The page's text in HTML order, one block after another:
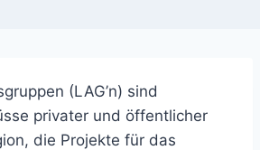
(LAG’n) sind
privater und öffentlicher
die Projekte für das